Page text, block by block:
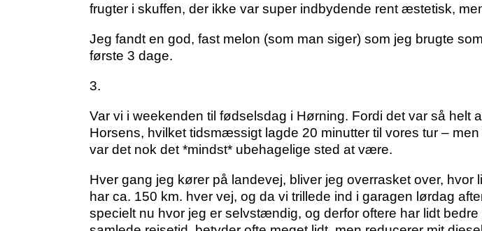
frugter i skuffen, der ikke var super indbydende rent æstetisk,
Jeg fandt en god, fast melon (som man siger) som jeg brugte
første 3 dage.
3.
Var vi i weekenden til fødselsdag i Hørning. Fordi det var så helt
Horsens, hvilket tidsmæssigt lagde 20 minutter til vores tur –
var det nok det *mindst* ubehagelige sted at være.
Hver gang jeg kører på landevej, bliver jeg overrasket over,
har ca. 150 km. hver vej, og da vi trillede ind i garagen lørdag
specielt nu hvor jeg er selvstændig, og derfor oftere har lidt